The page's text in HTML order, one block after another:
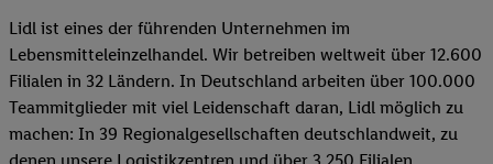
Lidl ist eines der führenden Unternehmen im
Lebensmitteleinzelhandel. Wir betreiben weltweit über 12.600
Filialen in 32 Ländern. In Deutschland arbeiten über 100.000
Teammitglieder mit viel Leidenschaft daran, Lidl möglich zu
machen: In 39 Regionalgesellschaften deutschlandweit, zu